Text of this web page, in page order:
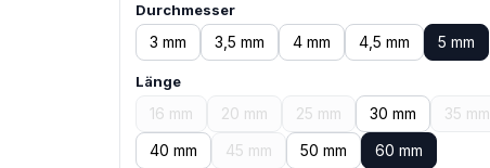
Durchmesser
3 mm 3,5 mm 4 mm 4,5 mm 5 mm
Länge
16 mm 20 mm 25 mm 30 mm
35 mm
40 mm
45 mm 50 mm 60 mm